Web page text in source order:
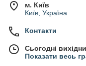
м. Київ
Київ, Україна
Контакти
Сьогодні
Показати весь